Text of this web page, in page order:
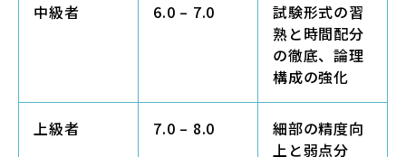
中級者 6.0 – 7.0
試験形式の習
熟と時間配分
の徹底、論理
構成の強化
上級者 7.0 – 8.0
細部の精度向
上と弱点分